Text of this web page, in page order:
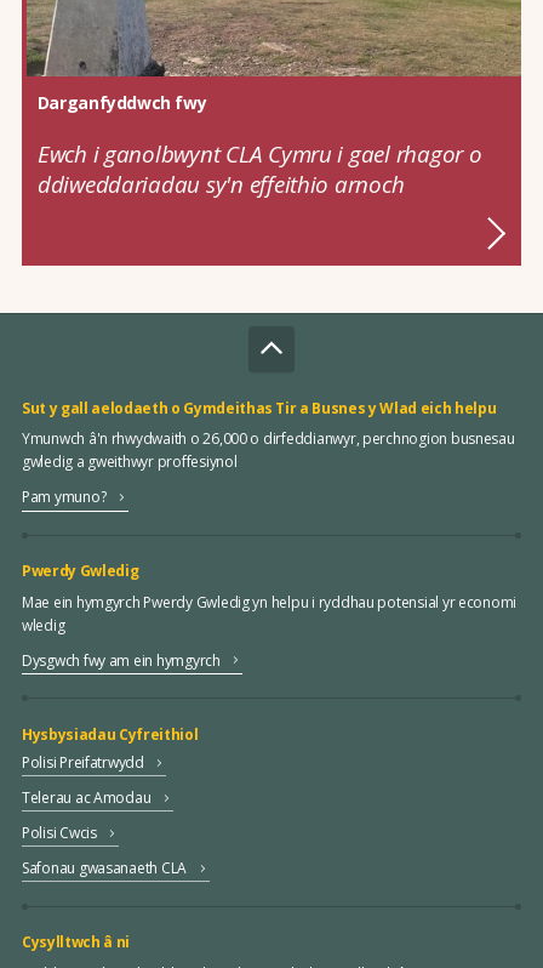
Darganfyddwch fwy
Ewch i ganolbwynt CLA Cymru i gael rhagor o
ddiweddariadau sy'n effeithio arnoch
Sut y gall aelodaeth o Gymdeithas Tir a Busnes y Wlad eich helpu
Ymunwch â'n rhwydwaith o 26,000 o dirfeddianwyr, perchnogion busnesau
gwledig a gweithwyr proffesiynol
Pam ymuno?
Pwerdy Gwledig
Mae ein hymgyrch Pwerdy Gwledig yn helpu i ryddhau potensial yr economi
wledig
Dysgwch fwy am ein hymgyrch
Hysbysiadau Cyfreithiol
Polisi Preifatrwydd
Telerau ac Amodau
Polisi Cwcis
Safonau gwasanaeth CLA
Cysylltwch â ni